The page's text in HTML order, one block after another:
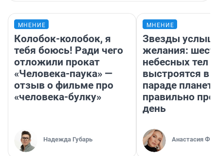
МНЕНИЕ
Колобок-колобок, я
тебя боюсь! Ради чего
отложили прокат
«Человека-паука» —
отзыв о фильме про
«человека-булку»
Надежда Губарь
МНЕНИЕ
Звезды
желания:
небесных тел
выстроятся в
параде планет
правильно
день
Анастасия